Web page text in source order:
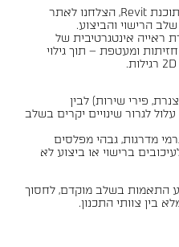
במהלך תהליך המידול האדריכלי בתוכנת Revit, הצלחנו לאתר
הרישוי והביצוע.
אינטגרטיבית של
ומעטפת – תוך גילוי
פירי שירות) לבין
לגרור שינויים יקרים בשלב
מדרגות, גבהי מפלסים
ברישוי או ביצוע לא
התאמות בשלב מוקדם, לחסוך
בין צוותי התכנון.